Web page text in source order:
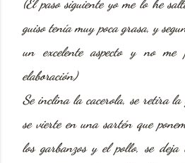
(El paso siguiente yo me lo he
guiso tenía muy poca grasa, y
un excelente aspecto yno me
elaboración)
Se inclinala cacerola, se retira la
se vierte en una sartén que
los garbanzos y el pollo, se